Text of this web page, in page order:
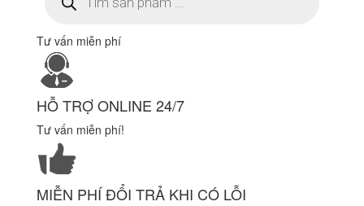
sản
Tư vấn miễn phí
HỖ TRỢ ONLINE 24/7
Tư vấn miễn phí!
MIỄN PHÍ ĐỔI TRẢ KHI CÓ LỖI